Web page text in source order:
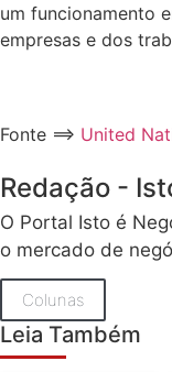
um funcionamento
empresas e dos
Fonte ==> United
Redação -
O Portal Isto é
o mercado de
Colunas
Leia Também